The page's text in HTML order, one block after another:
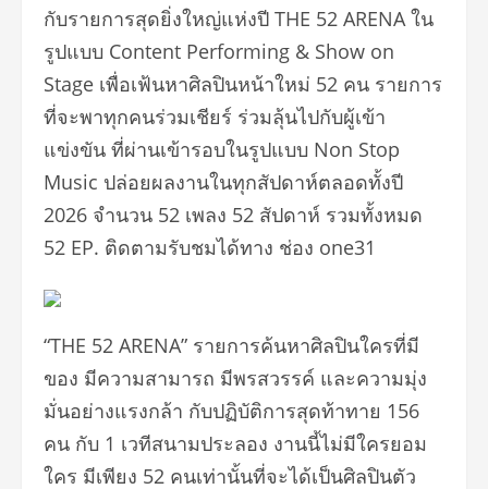
กับรายการสุดยิ่งใหญ่แห่งปี THE 52 ARENA ใน
รูปแบบ Content Performing & Show on
Stage เพื่อเฟ้นหาศิลปินหน้าใหม่ 52 คน รายการ
ที่จะพาทุกคนร่วมเชียร์ ร่วมลุ้นไปกับผู้เข้า
แข่งขัน ที่ผ่านเข้ารอบในรูปแบบ Non Stop
Music ปล่อยผลงานในทุกสัปดาห์ตลอดทั้งปี
2026 จำนวน 52 เพลง 52 สัปดาห์ รวมทั้งหมด
52 EP. ติดตามรับชมได้ทาง ช่อง one31
“THE 52 ARENA” รายการค้นหาศิลปินใครที่มี
ของ มีความสามารถ มีพรสวรรค์ และความมุ่ง
มั่นอย่างแรงกล้า กับปฏิบัติการสุดท้าทาย 156
คน กับ 1 เวทีสนามประลอง งานนี้ไม่มีใครยอม
ใคร มีเพียง 52 คนเท่านั้นที่จะได้เป็นศิลปินตัว